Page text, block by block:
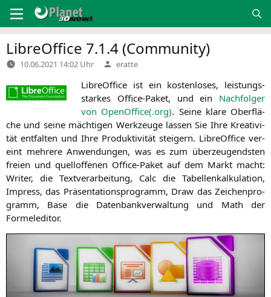
Inhalt
springen
LibreOffice 7.1.4 (Community)
10.06.2021 14:02 Uhr Verfasst
von
eratte
Libre­Of­fice ist ein kos­ten­lo­ses, leis­tungs­
star­kes Office-Paket, und ein Nach­fol­ger
von OpenOffice(.org). Sei­ne kla­re Ober­flä­
che und sei­ne mäch­ti­gen Werk­zeu­ge las­sen Sie Ihre Krea­ti­vi­
tät ent­fal­ten und Ihre Pro­duk­ti­vi­tät stei­gern. Libre­Of­fice ver­
eint meh­re­re Anwen­dun­gen, was es zum über­zeu­gends­ten
frei­en und quell­of­fe­nen Office-Paket auf dem Markt macht:
Wri­ter, die Text­ver­ar­bei­tung, Calc die Tabel­len­kal­ku­la­ti­on,
Impress, das Prä­sen­ta­ti­ons­pro­gramm, Draw das Zei­chen­pro­
gramm, Base die Daten­bank­ver­wal­tung und Math der
Formeleditor.